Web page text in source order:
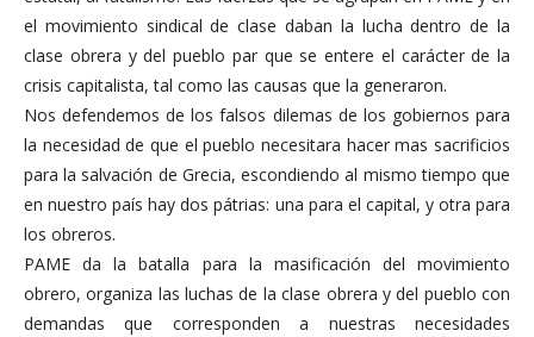
el movimiento sindical de clase daban la lucha dentro de la
clase obrera y del pueblo par que se entere el carácter de la
crisis capitalista, tal como las causas que la generaron.
Nos defendemos de los falsos dilemas de los gobiernos para
la necesidad de que el pueblo necesitara hacer mas sacrificios
para la salvación de Grecia, escondiendo al mismo tiempo que
en nuestro país hay dos pátrias: una para el capital, y otra para
los obreros.
PAME da la batalla para la masificación del movimiento
obrero, organiza las luchas de la clase obrera y del pueblo con
demandas que corresponden a nuestras necesidades